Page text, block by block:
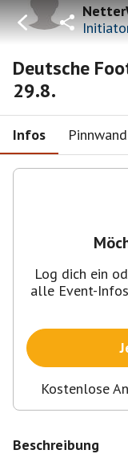
Deutsche
29.8.
Infos Pinnwand
Log dich ein
alle Event-
Kostenlose
Beschreibung